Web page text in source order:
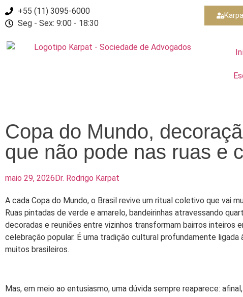
+55 (11) 3095-6000
Seg - Sex: 9:00 - 18:30
Copa do Mundo,
que não pode nas ruas e
maio 29, 2026Dr. Rodrigo Karpat
A cada Copa do Mundo, o Brasil revive um ritual coletivo que vai
Ruas pintadas de verde e amarelo, bandeirinhas atravessando
decoradas e reuniões entre vizinhos transformam bairros inteiros
celebração popular. É uma tradição cultural profundamente ligada
muitos brasileiros.
Mas, em meio ao entusiasmo, uma dúvida sempre reaparece: